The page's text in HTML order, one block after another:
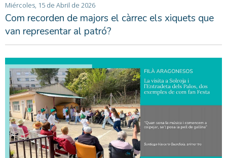
Miércoles, 15 de Abril de 2026
Com recorden de majors el càrrec els xiquets que
van representar al patró?